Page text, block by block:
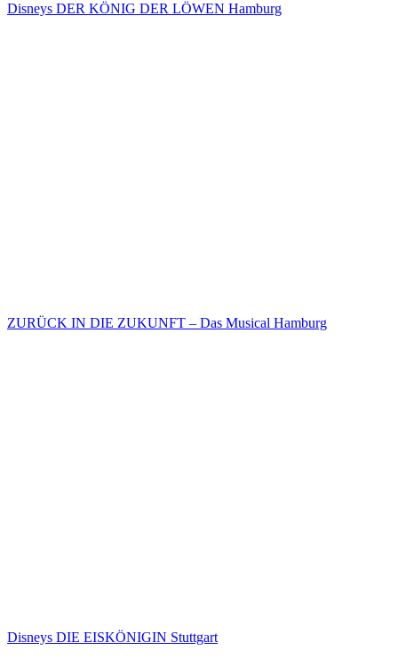
Disneys DER KÖNIG DER LÖWEN Hamburg
ZURÜCK IN DIE ZUKUNFT – Das Musical Hamburg
Disneys DIE EISKÖNIGIN Stuttgart